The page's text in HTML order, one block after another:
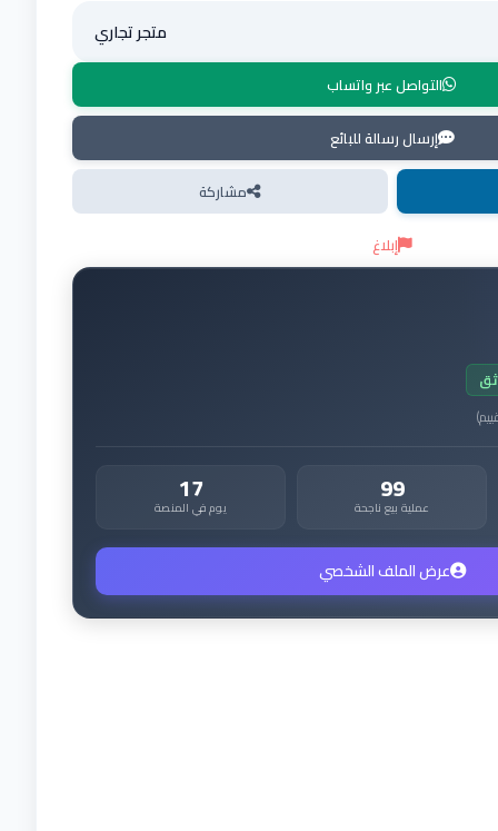
متجر تجاري
التواصل عبر واتساب
إرسال رسالة للبائع
مشاركة
إبلاغ
)
99
عملية بيع ناجحة 17
يوم في المنصة
عرض الملف الشخصي